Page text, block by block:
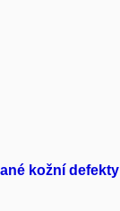
kožní defekty